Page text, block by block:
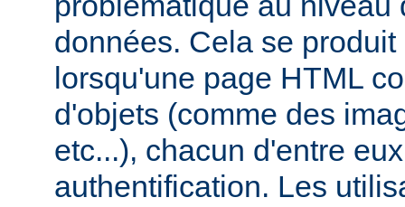
données. Cela se
lorsqu'une page HTML
d'objets (comme des
etc...), chacun d'entre
authentification. Les